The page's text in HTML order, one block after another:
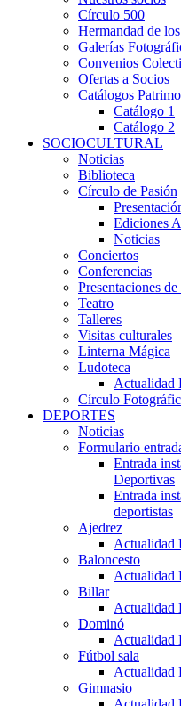
Círculo 500
Hermandad de
Galerías
Convenios
Ofertas a Socios
Catálogos
Catálogo 1
Catálogo 2
SOCIOCULTURAL
Noticias
Biblioteca
Círculo de Pasión
Ediciones
Noticias
Conciertos
Conferencias
Presentaciones
Teatro
Talleres
Visitas culturales
Linterna Mágica
Ludoteca
Actualidad
Círculo
DEPORTES
Noticias
Formulario
Entrada
Deportivas
Entrada
deportistas
Ajedrez
Actualidad
Baloncesto
Actualidad
Billar
Actualidad
Dominó
Actualidad
Fútbol sala
Actualidad
Gimnasio